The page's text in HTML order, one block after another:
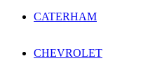
CATERHAM
CHEVROLET